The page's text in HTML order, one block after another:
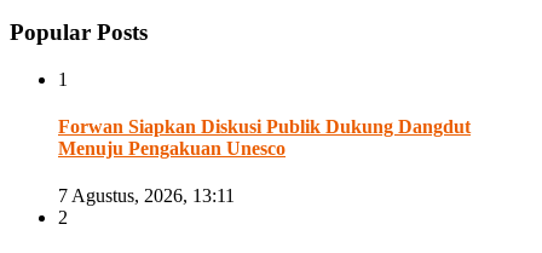
Popular Posts
1
Forwan Siapkan Diskusi Publik Dukung Dangdut
Menuju Pengakuan Unesco
7 Agustus, 2026, 13:11
2